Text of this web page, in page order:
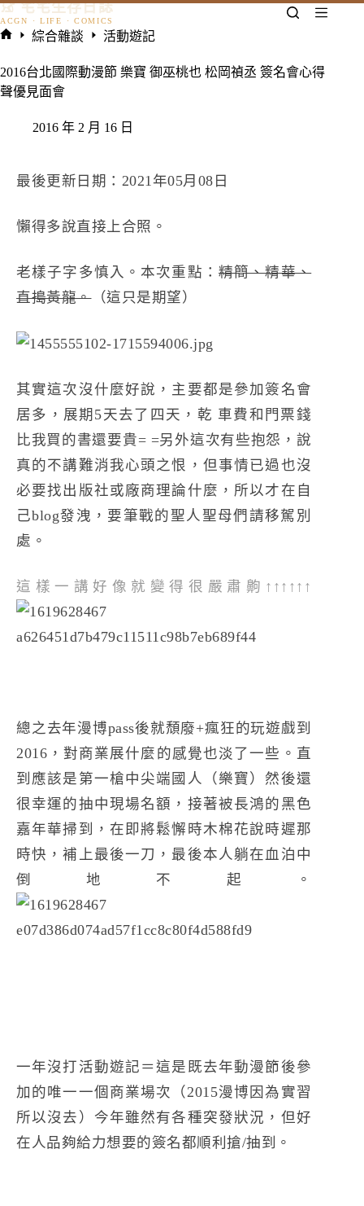
跳
至
要
內
𓃠 宅宅生存日誌
頁
綜合雜談 活動遊記
2016台北國際動漫節 樂寶 御巫桃也 松岡禎丞 簽名會心得
聲優見面會
2016 年 2 月 16 日
最後更新日期：2021年05月08日
懶得多說直接上合照。
老樣子字多慎入。本次重點： 精簡、精華、
直搗黃龍。（這只是期望）
其實這次沒什麼好說，主要都是參加簽名會
居多，展期5天去了四天，乾 車費和門票錢
比我買的書還要貴= =另外這次有些抱怨，說
真的不講難消我心頭之恨，但事情已過也沒
必要找出版社或廠商理論什麼，所以才在自
己blog發洩，要筆戰的聖人聖母們請移駕別
處。
這樣一講好像就變得很嚴肅齁↑↑↑↑↑↑
總之去年漫博pass後就頹廢+瘋狂的玩遊戲到
2016，對商業展什麼的感覺也淡了一些。直
到應該是第一槍中尖端國人（樂寶）然後還
很幸運的抽中現場名額，接著被長鴻的黑色
嘉年華掃到，在即將鬆懈時木棉花說時遲那
時快，補上最後一刀，最後本人躺在血泊中
倒地不起。
一年沒打活動遊記＝這是既去年動漫節後參
加的唯一一個商業場次（2015漫博因為實習
所以沒去）今年雖然有各種突發狀況，但好
在人品夠給力想要的簽名都順利搶/抽到。